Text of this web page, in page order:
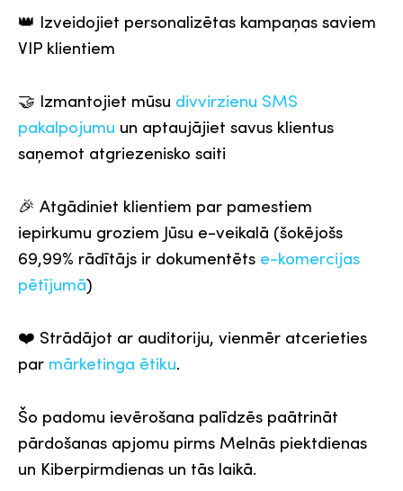
👑 Izveidojiet personalizētas kampaņas saviem
VIP klientiem
🤝 Izmantojiet mūsu divvirzienu SMS
pakalpojumu un aptaujājiet savus klientus
saņemot atgriezenisko saiti
🎉 Atgādiniet klientiem par pamestiem
iepirkumu groziem Jūsu e-veikalā (šokējošs
69,99% rādītājs ir dokumentēts e-komercijas
pētījumā)
❤️ Strādājot ar auditoriju, vienmēr atcerieties
par mārketinga ētiku.
Šo padomu ievērošana palīdzēs paātrināt
pārdošanas apjomu pirms Melnās piektdienas
un Kiberpirmdienas un tās laikā.